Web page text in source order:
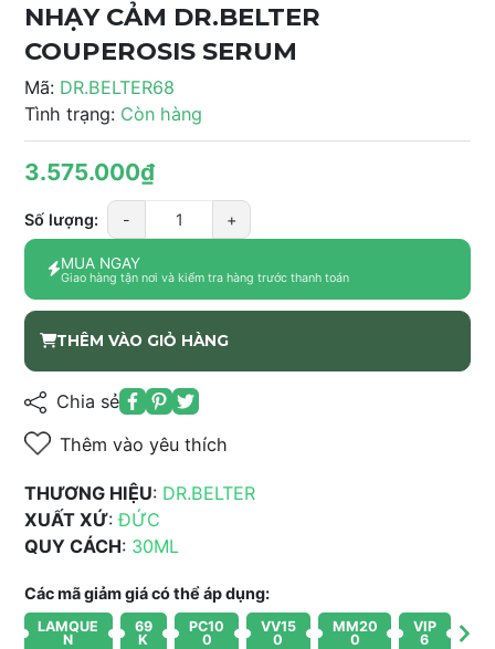
NHẠY CẢM DR.BELTER
COUPEROSIS SERUM
Mã: DR.BELTER68
Tình trạng: Còn hàng
3.575.000₫
Số lượng: - +
MUA NGAY
Giao hàng tận nơi và kiểm tra hàng trước thanh toán
THÊM VÀO GIỎ HÀNG
Chia sẻ
Thêm vào yêu thích
THƯƠNG HIỆU: DR.BELTER
XUẤT XỨ:ĐỨC
QUY CÁCH: 30ML
Các mã giảm giá có thể áp dụng:
LAMQUE
N
69
K
PC10
0
VV15
0
MM20
0
VIP
6